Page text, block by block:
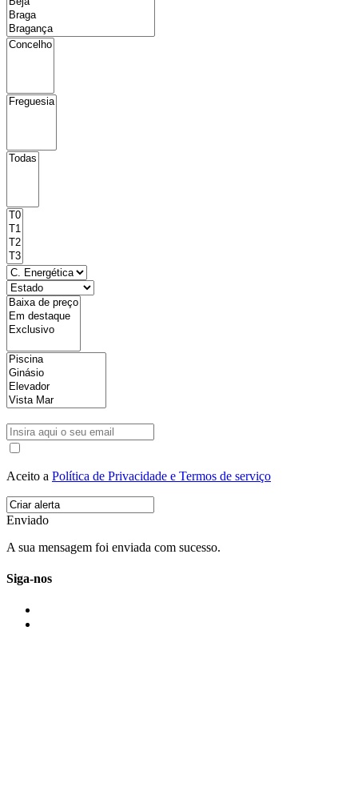
Aceito a Política de Privacidade e Termos de serviço
Enviado
A sua mensagem foi enviada com sucesso.
Siga-nos